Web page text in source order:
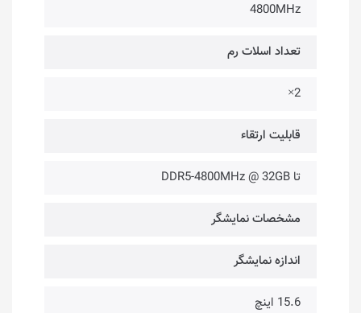
4800MHz
تعداد اسلات رم
2×
قابلیت ارتقاء
تا DDR5-4800MHz @ 32GB
مشخصات نمایشگر
اندازه نمایشگر
15.6 اینچ